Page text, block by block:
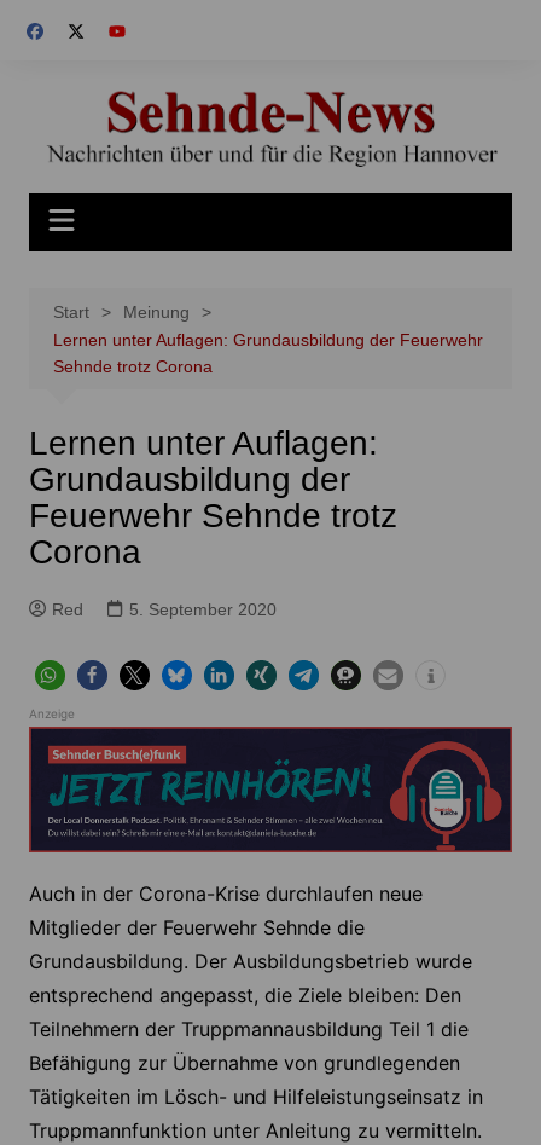
Inhalt
Start
Meinung
Lernen unter Auflagen: Grundausbildung der Feuerwehr
Sehnde trotz Corona
Lernen unter Auflagen:
Grundausbildung der
Feuerwehr Sehnde trotz
Corona
Red 5. September 2020
Anzeige
Auch in der Corona-Krise durchlaufen neue
Mitglieder der Feuerwehr Sehnde die
Grundausbildung. Der Ausbildungsbetrieb wurde
entsprechend angepasst, die Ziele bleiben: Den
Teilnehmern der Truppmannausbildung Teil 1 die
Befähigung zur Übernahme von grundlegenden
Tätigkeiten im Lösch- und Hilfeleistungseinsatz in
Truppmannfunktion unter Anleitung zu vermitteln.